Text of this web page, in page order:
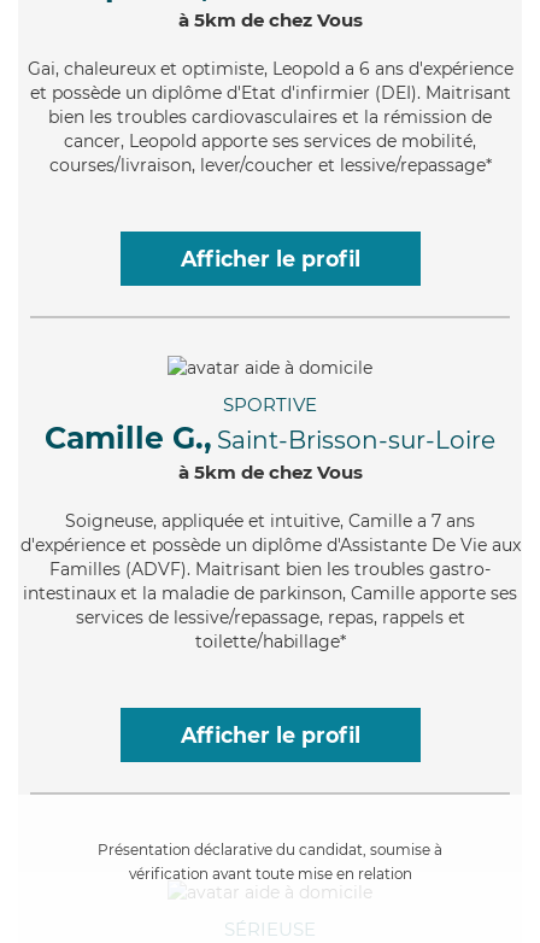
à 5km de chez Vous
Gai, chaleureux et optimiste, Leopold a 6 ans d'expérience
et possède un diplôme d'Etat d'infirmier (DEI). Maitrisant
bien les troubles cardiovasculaires et la rémission de
cancer, Leopold apporte ses services de mobilité,
courses/livraison, lever/coucher et lessive/repassage*
Afficher le profil
SPORTIVE
Camille G., Saint-Brisson-sur-Loire
à 5km de chez Vous
Soigneuse, appliquée et intuitive, Camille a 7 ans
d'expérience et possède un diplôme d'Assistante De Vie aux
Familles (ADVF). Maitrisant bien les troubles gastro-
intestinaux et la maladie de parkinson, Camille apporte ses
services de lessive/repassage, repas, rappels et
toilette/habillage*
Afficher le profil
Présentation déclarative du candidat, soumise à
vérification avant toute mise en relation
SÉRIEUSE